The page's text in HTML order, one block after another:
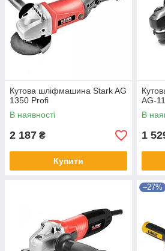
Кутова шліфмашина Stark AG
1350 Profi
В наявності
2 187 ₴
Купити
AG-
В
1
–27%